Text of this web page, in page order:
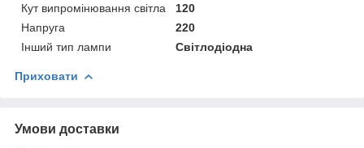
Кут випромінювання світла
120
Напруга
220
Інший тип лампи
Світлодіодна
Приховати
Умови доставки